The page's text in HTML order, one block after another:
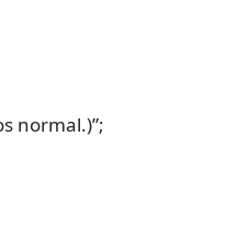
normal.)”;